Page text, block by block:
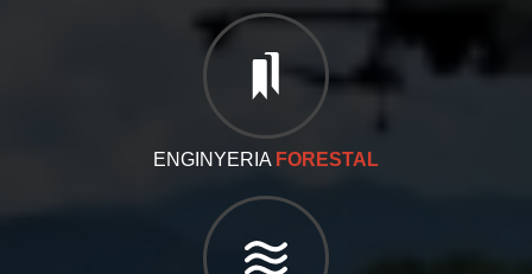
ENGINYERIA FORESTAL